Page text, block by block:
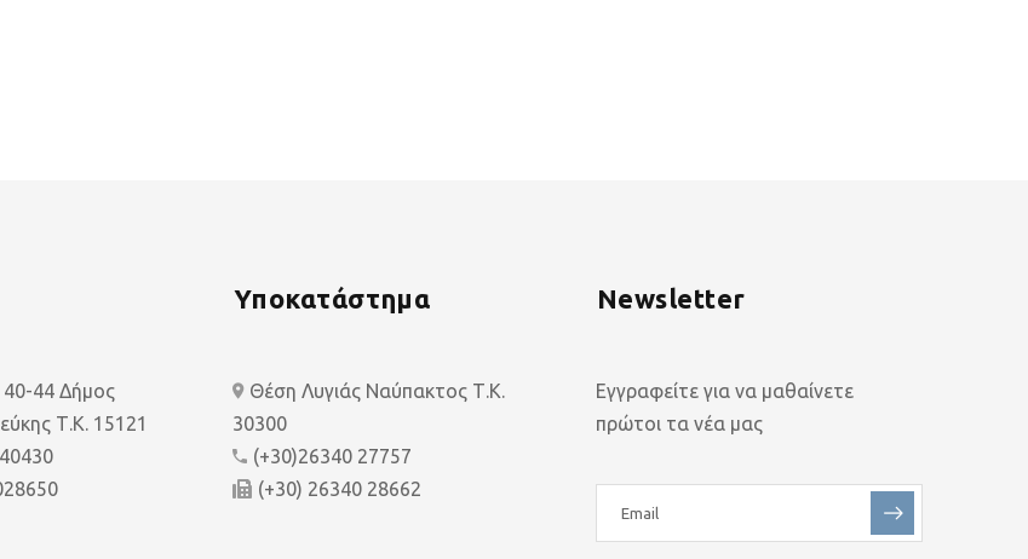
40-44 Δήμος
Τ.Κ. 15121
Υποκατάστημα
Θέση Λυγιάς Ναύπακτος Τ.Κ.
30300
(+30)26340 27757
(+30) 26340 28662
Newsletter
Εγγραφείτε για να μαθαίνετε
πρώτοι τα νέα μας